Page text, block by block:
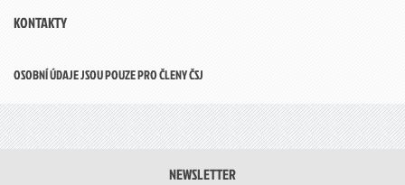
KONTAKTY
OSOBNÍ ÚDAJE JSOU POUZE PRO ČLENY ČSJ
NEWSLETTER